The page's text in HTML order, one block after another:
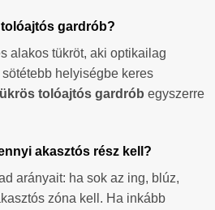
gardrób?
alakos tükröt, aki optikailag
helyiségbe keres
tolóajtós gardrób egyszerre
akasztós rész kell?
arányait: ha sok az ing, blúz,
zóna kell. Ha inkább